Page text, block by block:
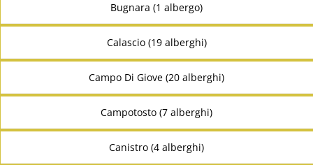
Bugnara (1 albergo)
Calascio (19 alberghi)
Campo Di Giove (20 alberghi)
Campotosto (7 alberghi)
Canistro (4 alberghi)